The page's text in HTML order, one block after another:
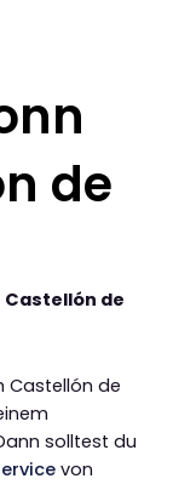
de
Castellón de
Castellón de
solltest du
von